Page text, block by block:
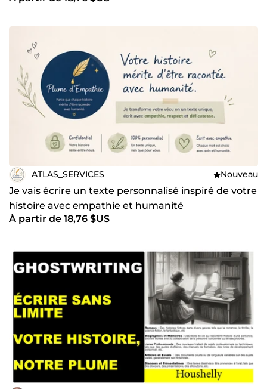
ATLAS_SERVICES Nouveau
Je vais écrire un texte personnalisé inspiré de votre
histoire avec empathie et humanité
À partir de 18,76 $US